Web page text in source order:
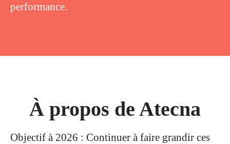
performance.
À propos de Atecna
Objectif à 2026 : Continuer à faire grandir ces